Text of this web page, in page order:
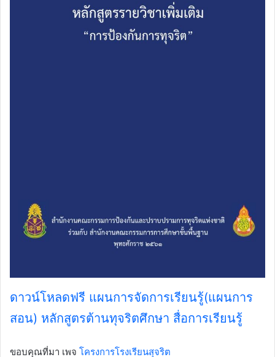
ดาวน์โหลดฟรี แผนการจัดการเรียนรู้(แผนการ
สอน) หลักสูตรต้านทุจริตศึกษา สื่อการเรียนรู้
ขอบคุณที่มา เพจ โครงการโรงเรียนสุจริต